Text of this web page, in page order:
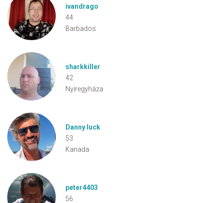
ivandrago
44
Barbados
sharkkiller
42
Nyíregyháza
Danny luck
53
Kanada
peter4403
56